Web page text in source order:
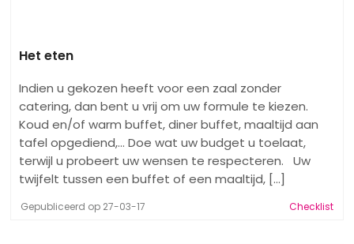
Het eten
Indien u gekozen heeft voor een zaal zonder
catering, dan bent u vrij om uw formule te kiezen.
Koud en/of warm buffet, diner buffet, maaltijd aan
tafel opgediend,... Doe wat uw budget u toelaat,
terwijl u probeert uw wensen te respecteren. Uw
twijfelt tussen een buffet of een maaltijd, [...]
Gepubliceerd op 27-03-17 Checklist